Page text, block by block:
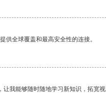
供全球覆盖和最高安全性的连接。
我能够随时随地学习新知识，拓宽